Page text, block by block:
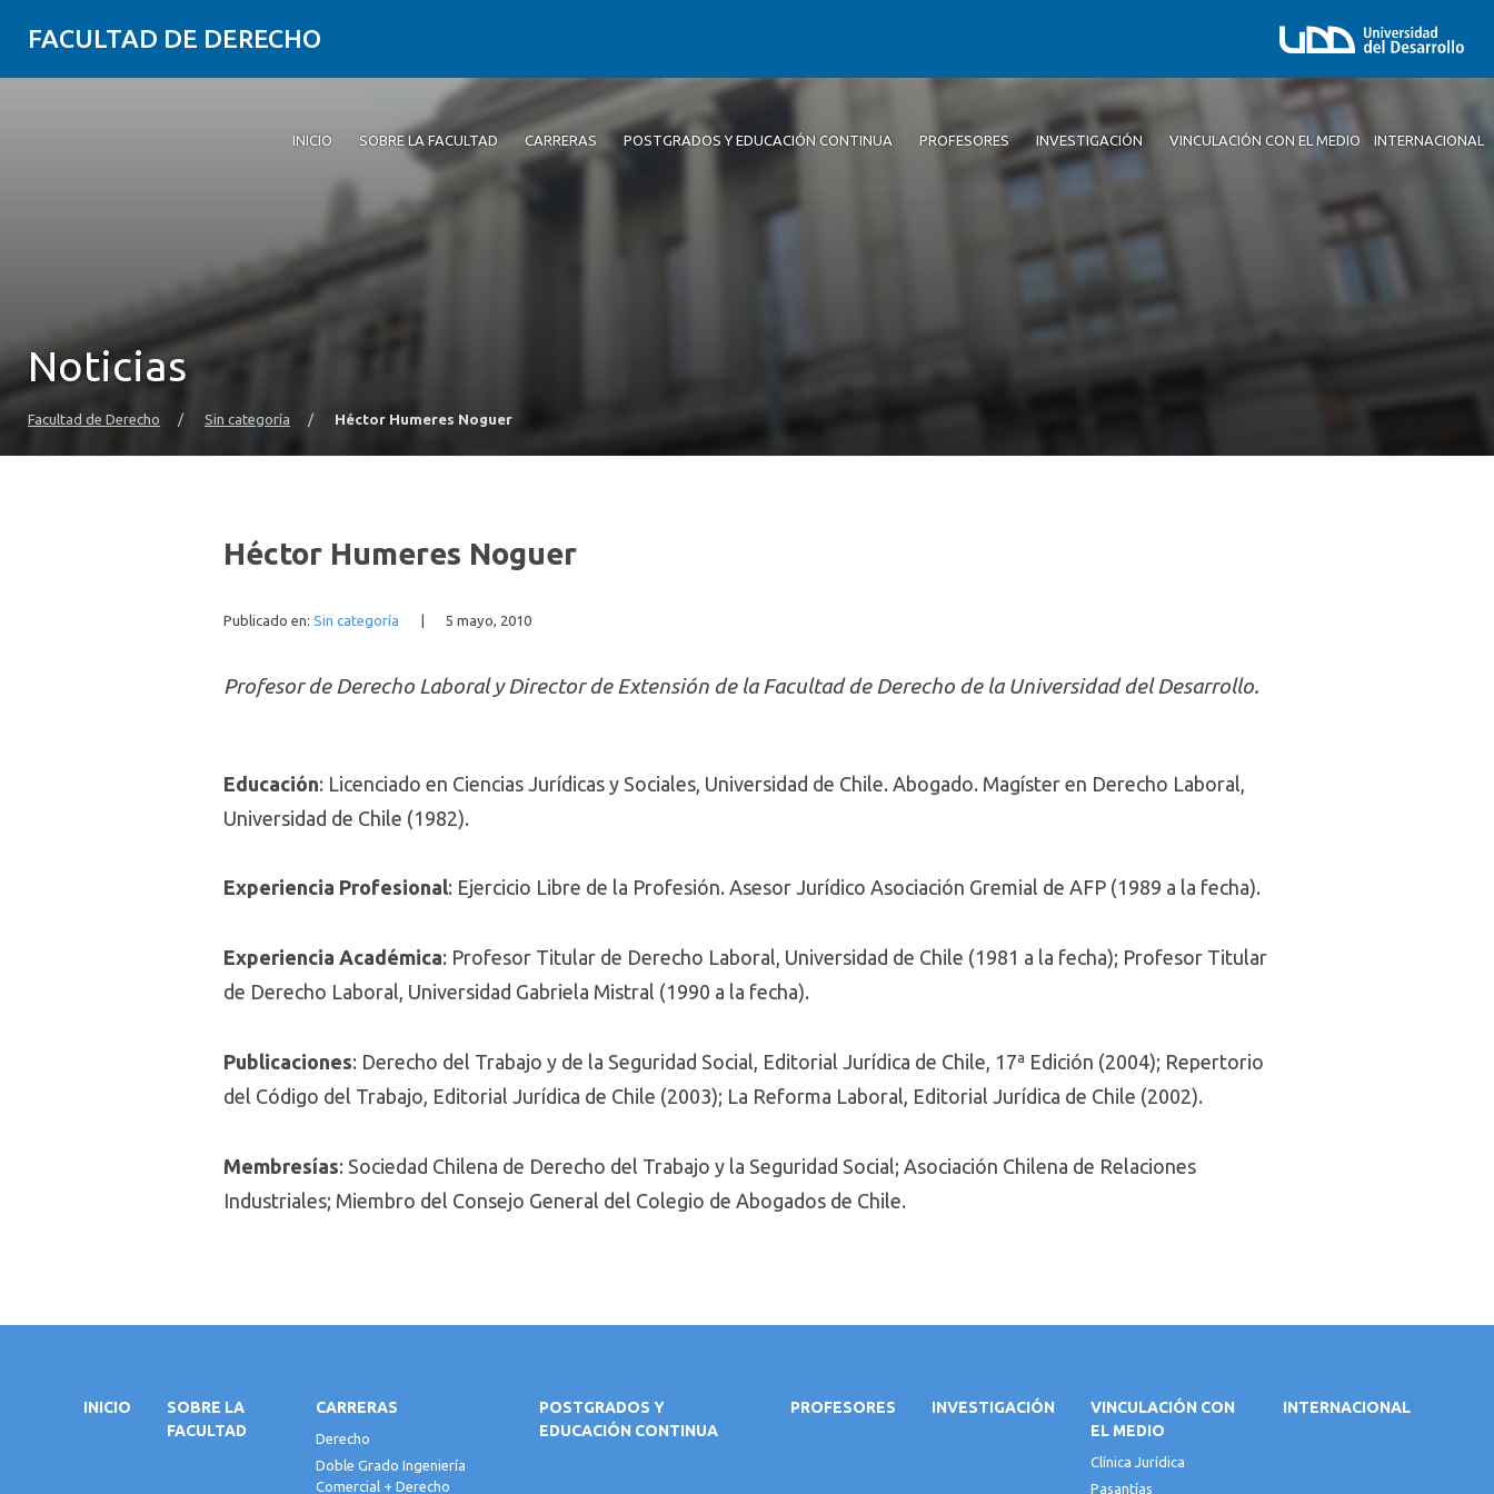
FACULTAD DE DERECHO
INICIO SOBRE LA FACULTAD CARRERAS POSTGRADOS Y EDUCACIÓN CONTINUA PROFESORES INVESTIGACIÓN VINCULACIÓN CON EL MEDIO INTERNACIONAL
Noticias
Facultad de Derecho / Sin categoría / Héctor Humeres Noguer
Héctor Humeres Noguer
Publicado en: Sin categoría 5 mayo, 2010
Profesor de Derecho Laboral y Director de Extensión de la Facultad de Derecho de la Universidad del Desarrollo.
Educación: Licenciado en Ciencias Jurídicas y Sociales, Universidad de Chile. Abogado. Magíster en Derecho Laboral,
Universidad de Chile (1982).
Experiencia Profesional: Ejercicio Libre de la Profesión. Asesor Jurídico Asociación Gremial de AFP (1989 a la fecha).
Experiencia Académica: Profesor Titular de Derecho Laboral, Universidad de Chile (1981 a la fecha); Profesor Titular
de Derecho Laboral, Universidad Gabriela Mistral (1990 a la fecha).
Publicaciones: Derecho del Trabajo y de la Seguridad Social, Editorial Jurídica de Chile, 17ª Edición (2004); Repertorio
del Código del Trabajo, Editorial Jurídica de Chile (2003); La Reforma Laboral, Editorial Jurídica de Chile (2002).
Membresías: Sociedad Chilena de Derecho del Trabajo y la Seguridad Social; Asociación Chilena de Relaciones
Industriales; Miembro del Consejo General del Colegio de Abogados de Chile.
INICIO
SOBRE LA
FACULTAD
CARRERAS
Derecho
Doble Grado Ingeniería
Comercial + Derecho
POSTGRADOS Y
EDUCACIÓN CONTINUA
PROFESORES INVESTIGACIÓN
VINCULACIÓN CON
EL MEDIO
Clínica Jurídica
Pasantías
INTERNACIONAL